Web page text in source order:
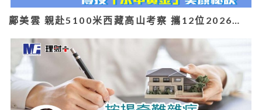
鄺美雲 親赴5100米西藏高山考察 攜12位2026…